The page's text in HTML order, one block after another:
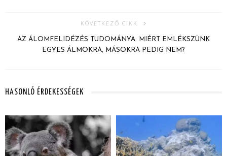
KÖVETKEZŐ CIKK
AZ ÁLOMFELIDÉZÉS TUDOMÁNYA: MIÉRT EMLÉKSZÜNK
EGYES ÁLMOKRA, MÁSOKRA PEDIG NEM?
HASONLÓ ÉRDEKESSÉGEK